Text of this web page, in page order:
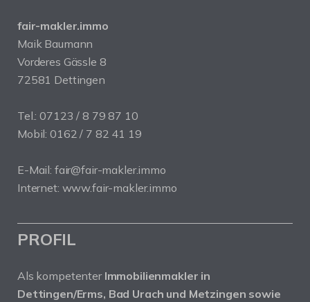
fair-makler.immo
Maik Baumann
Vorderes Gässle 8
72581 Dettingen
Tel.: 07123 / 8 79 87 10
Mobil: 0162 / 7 82 41 19
E-Mail: fair@fair-makler.immo
Internet: www.fair-makler.immo
PROFIL
Als kompetenter Immobilienmakler in
Dettingen/Erms, Bad Urach und Metzingen sowie